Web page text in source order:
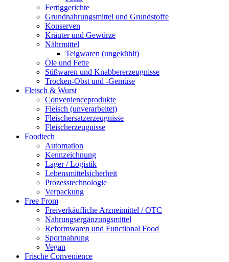
Fertiggerichte
Grundnahrungsmittel und Grundstoffe
Konserven
Kräuter und Gewürze
Nährmittel
Teigwaren (ungekühlt)
Öle und Fette
Süßwaren und Knabbererzeugnisse
Trocken-Obst und -Gemüse
Fleisch & Wurst
Convenienceprodukte
Fleisch (unverarbeitet)
Fleischersatzerzeugnisse
Fleischerzeugnisse
Foodtech
Automation
Kennzeichnung
Lager / Logistik
Lebensmittelsicherheit
Prozesstechnologie
Verpackung
Free From
Freiverkäufliche Arzneimittel / OTC
Nahrungsergänzungsmittel
Reformwaren und Functional Food
Sportnahrung
Vegan
Frische Convenience